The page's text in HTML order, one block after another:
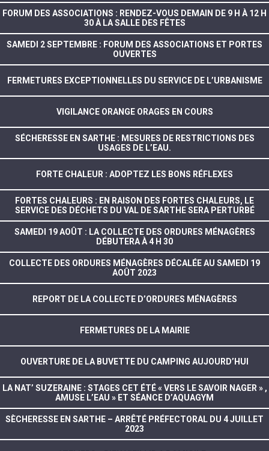
FORUM DES ASSOCIATIONS : RENDEZ-VOUS DEMAIN DE 9 H À 12 H
30 À LA SALLE DES FÊTES
SAMEDI 2 SEPTEMBRE : FORUM DES ASSOCIATIONS ET PORTES
OUVERTES
FERMETURES EXCEPTIONNELLES DU SERVICE DE L’URBANISME
VIGILANCE ORANGE ORAGES EN COURS
SÉCHERESSE EN SARTHE : MESURES DE RESTRICTIONS DES
USAGES DE L’EAU.
FORTE CHALEUR : ADOPTEZ LES BONS RÉFLEXES
FORTES CHALEURS : EN RAISON DES FORTES CHALEURS, LE
SERVICE DES DÉCHETS DU VAL DE SARTHE SERA PERTURBÉ
SAMEDI 19 AOÛT : LA COLLECTE DES ORDURES MÉNAGÈRES
DÉBUTERA À 4 H 30
COLLECTE DES ORDURES MÉNAGÈRES DÉCALÉE AU SAMEDI 19
AOÛT 2023
REPORT DE LA COLLECTE D’ORDURES MÉNAGÈRES
FERMETURES DE LA MAIRIE
OUVERTURE DE LA BUVETTE DU CAMPING AUJOURD’HUI
LA NAT’ SUZERAINE : STAGES CET ÉTÉ « VERS LE SAVOIR NAGER » ,
AMUSE L’EAU » ET SÉANCE D’AQUAGYM
SÈCHERESSE EN SARTHE – ARRÊTÉ PRÉFECTORAL DU 4 JUILLET
2023